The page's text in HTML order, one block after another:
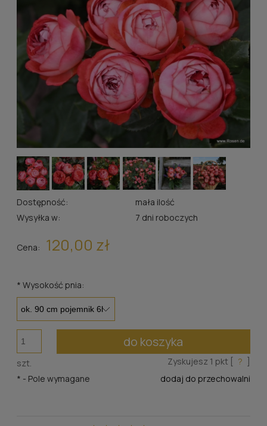
Dostępność:
mała ilość
Wysyłka w:
7 dni roboczych
Cena: 120,00 zł
* Wysokość pnia:
szt.
do koszyka
Zyskujesz 1 pkt [ ?
dodaj do przechowalni
* - Pole wymagane